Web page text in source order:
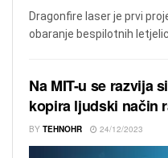
Dragonfire laser je prvi
obaranje bespilotnih
Na MIT-u se razvija
kopira ljudski način
BY TEHNOHR 24/12/2023